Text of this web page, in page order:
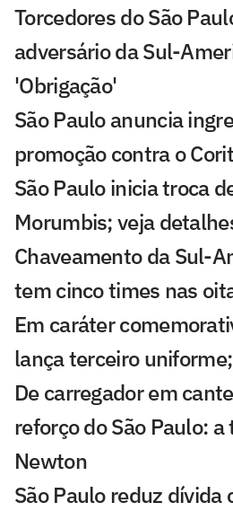
Torcedores do São
adversário da Sul-
'Obrigação'
São Paulo anuncia
promoção contra o
São Paulo inicia troca
Morumbis; veja
Chaveamento da Sul-
tem cinco times nas
Em caráter
lança terceiro
De carregador em
reforço do São Paulo:
Newton
São Paulo reduz dívida